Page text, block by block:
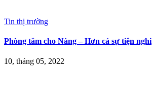
Tin thị trường
Phòng tắm cho Nàng – Hơn cả sự tiện nghi
10, tháng 05, 2022